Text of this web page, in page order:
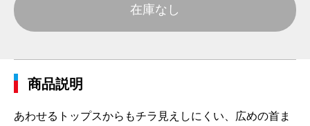
在庫なし
商品説明
あわせるトップスからもチラ見えしにくい、広めの首ま